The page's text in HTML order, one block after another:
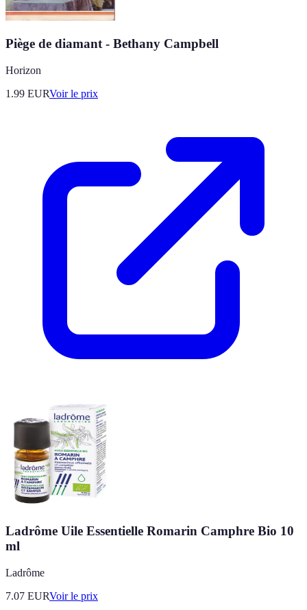
Piège de diamant - Bethany Campbell
Horizon
1.99 EURVoir le prix
Ladrôme Uile Essentielle Romarin Camphre Bio 10
ml
Ladrôme
7.07 EURVoir le prix